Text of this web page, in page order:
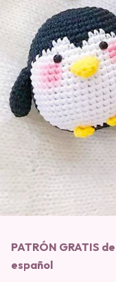
PATRÓN GRATIS
español